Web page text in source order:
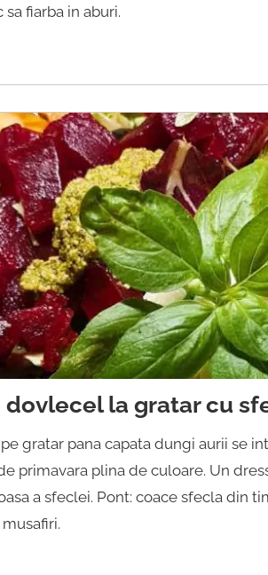
fiarba in aburi.
dovlecel la gratar cu
gratar pana capata dungi aurii se
primavara plina de culoare. Un
a sfeclei. Pont: coace sfecla din